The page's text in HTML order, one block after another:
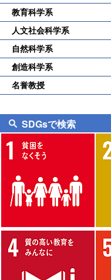
学長
理事
教育科学系
生活科教育講座
特別支援教育講座
幼児教育講座
養護教育講座
心理講座
福祉講座
教育実践グループ
教職キャリアセンター
人文社会科学系
国語教育講座
日本語教育講座
社会科教育講座
日本語教育支援センター
自然科学系
数学教育講座
情報教育講座
創造科学系
音楽教育講座
保健体育講座
技術教育講座
健康支援センター
名誉教授
人文社会科学系
自然科学系
創造科学系
SDGsで検索